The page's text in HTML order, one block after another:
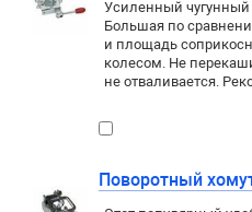
Усиленный чугунный
Большая по
и площадь
колесом. Не
не отваливается.
Поворотный